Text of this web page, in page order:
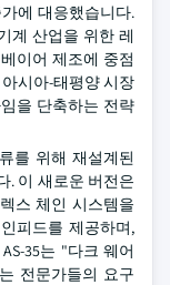
에 대응했습니다.
계 산업을 위한 레
이어 제조에 중점
시아-태평양 시장
을 단축하는 전략
를 위해 재설계된
. 이 새로운 버전은
스 체인 시스템을
피드를 제공하며,
35는 "다크 웨어
전문가들의 요구